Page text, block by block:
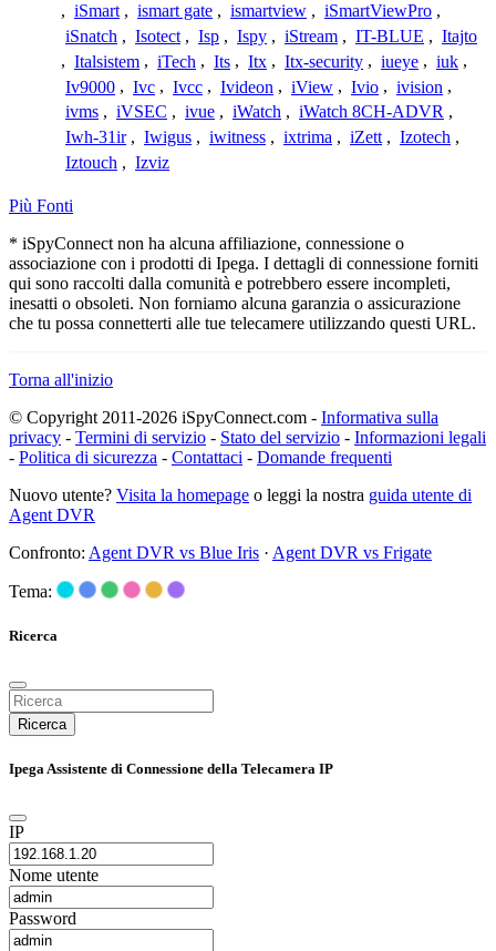
, iSmart , ismart gate , ismartview , iSmartViewPro ,
iSnatch , Isotect , Isp , Ispy , iStream , IT-BLUE , Itajto
, Italsistem , iTech , Its , Itx , Itx-security , iueye , iuk ,
Iv9000 , Ivc , Ivcc , Ivideon , iView , Ivio , ivision ,
ivms , iVSEC , ivue , iWatch , iWatch 8CH-ADVR ,
Iwh-31ir , Iwigus , iwitness , ixtrima , iZett , Izotech ,
Iztouch , Izviz
Più Fonti
* iSpyConnect non ha alcuna affiliazione, connessione o
associazione con i prodotti di Ipega. I dettagli di connessione forniti
qui sono raccolti dalla comunità e potrebbero essere incompleti,
inesatti o obsoleti. Non forniamo alcuna garanzia o assicurazione
che tu possa connetterti alle tue telecamere utilizzando questi URL.
Torna all'inizio
© Copyright 2011-2026 iSpyConnect.com - Informativa sulla
privacy - Termini di servizio - Stato del servizio - Informazioni legali
- Politica di sicurezza - Contattaci - Domande frequenti
Nuovo utente? Visita la homepage o leggi la nostra guida utente di
Agent DVR
Confronto: Agent DVR vs Blue Iris · Agent DVR vs Frigate
Tema:
Ricerca
Ricerca
Ipega Assistente di Connessione della Telecamera IP
IP
Nome utente
Password